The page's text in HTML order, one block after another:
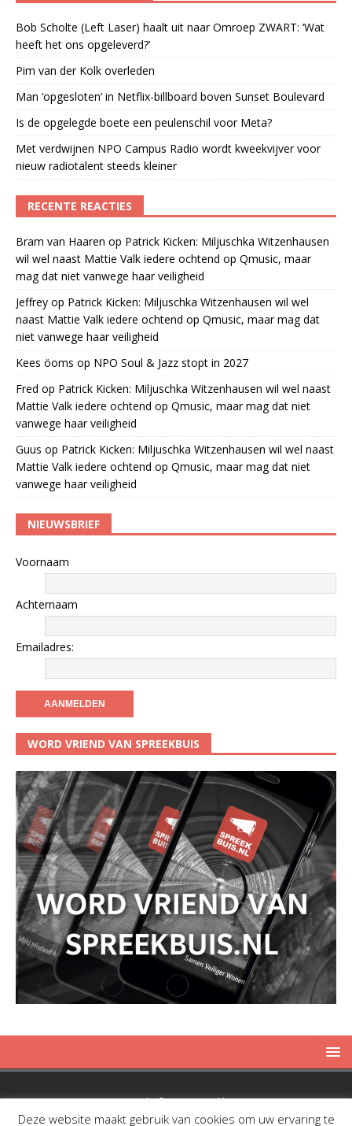
Bob Scholte (Left Laser) haalt uit naar Omroep ZWART: ‘Wat
heeft het ons opgeleverd?’
Pim van der Kolk overleden
Man ‘opgesloten’ in Netflix-billboard boven Sunset Boulevard
Is de opgelegde boete een peulenschil voor Meta?
Met verdwijnen NPO Campus Radio wordt kweekvijver voor
nieuw radiotalent steeds kleiner
RECENTE REACTIES
Bram van Haaren op Patrick Kicken: Miljuschka Witzenhausen
wil wel naast Mattie Valk iedere ochtend op Qmusic, maar
mag dat niet vanwege haar veiligheid
Jeffrey op Patrick Kicken: Miljuschka Witzenhausen wil wel
naast Mattie Valk iedere ochtend op Qmusic, maar mag dat
niet vanwege haar veiligheid
Kees öoms op NPO Soul & Jazz stopt in 2027
Fred op Patrick Kicken: Miljuschka Witzenhausen wil wel naast
Mattie Valk iedere ochtend op Qmusic, maar mag dat niet
vanwege haar veiligheid
Guus op Patrick Kicken: Miljuschka Witzenhausen wil wel naast
Mattie Valk iedere ochtend op Qmusic, maar mag dat niet
vanwege haar veiligheid
NIEUWSBRIEF
Voornaam
Achternaam
Emailadres:
WORD VRIEND VAN SPREEKBUIS
Copyright © 2019 Spreekbuis
Deze website maakt gebruik van cookies om uw ervaring te